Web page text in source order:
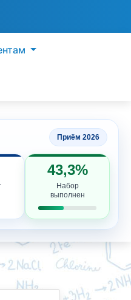
Приём 2026
43,3%
Набор
выполнен